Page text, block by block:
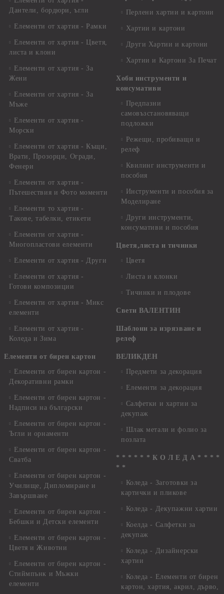
Дантели, бордюри, ъгли
Елементи от хартия - Рамки
Елементи от хартия - Цветя,
листа и клони
Елементи от хартия - За
Жени
Елементи от хартия - За
Мъже
Елементи от хартия -
Морски
Елементи от хартия - Къщи,
Врати, Прозорци, Огради,
Фенери
Елементи от хартия -
Пътешествия и Фото моменти
Елементи то хартия -
Такове, табелки, етикети
Елементи от хартия -
Многопластови елементи
Елементи от хартия - Други
Елементи от хартия -
Готови композиции
Елементи от хартия - Микс
елементи
Елементи от хартия -
Коледа и Зима
Елементи от бирен картон
Елементи от бирен картон -
Декоративни рамки
Елементи от бирен картон -
Надписи на български
Елементи от бирен картон -
Ъгли и орнаменти
Елементи от бирен картон -
Сватба
Елементи от бирен картон -
Училище, Дипломиране и
Завършване
Елементи от бирен картон -
Бебшки и Детски елементи
Елементи от бирен картон -
Цветя и Животни
Елементи от бирен картон -
Стиймпънк и Мъжки
елементи
Перлени хартии и картони
Хартии и картони
Други Хартии и картони
Хартии и Картони За Печат
Хоби инструменти и
консумативи
Предпазни
самовъзстановяващи
подложки
Режещи, пробиващи и
релеф
Квилинг инструменти и
пособия
Инструменти и пособия за
Моделиране
Други инструменти,
консумативи и пособия
Цветя,листа и тичинки
Цветя
Листа и клонки
Тичинки и плодове
Свети ВАЛЕНТИН
Шаблони за изрязване и
релеф
ВЕЛИКДЕН
Предмети за декорация
Елементи за декорация
Салфетки и хартии за
декупаж
Шлак метали и фолио за
позлата
* * * * * * К О Л Е Д А * * * *
* *
Коледа - Заготовки за
картички и пликове
Коледа - Декупажни хартии
Коелда - Салфетки за
декупаж
Коледа - Дизайнерски
хартии
Коледа - Eлементи от бирен
картон, хартия, акрил, дърво,